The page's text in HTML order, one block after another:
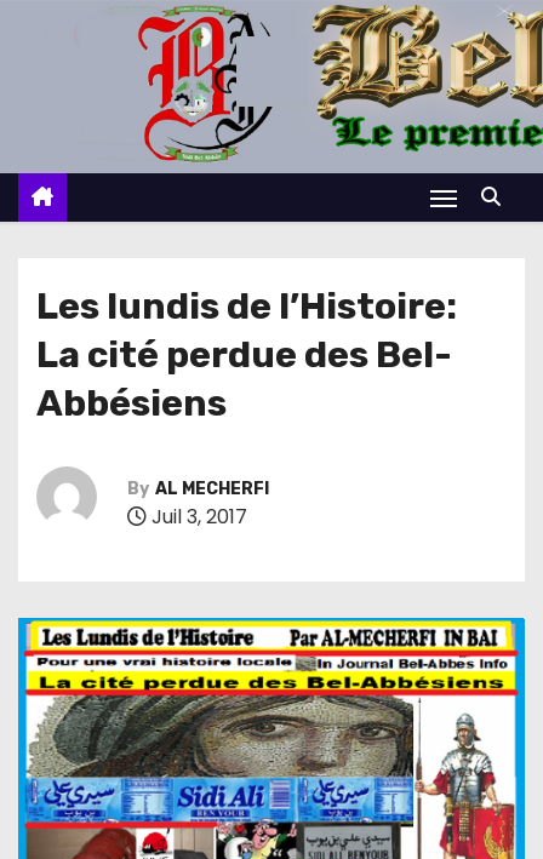
c
Les lundis de l’Histoire:
La cité perdue des Bel-
Abbésiens
By AL MECHERFI
Juil 3, 2017